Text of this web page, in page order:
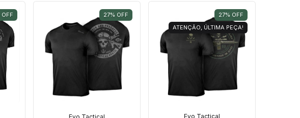
OFF 27% OFF 27% OFF
ATENÇÃO, ÚLTIMA PEÇA!
Evo Tactical